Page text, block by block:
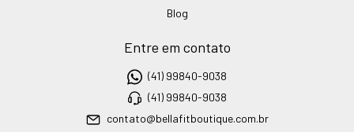
Blog
Entre em contato
(41) 99840-9038
(41) 99840-9038
contato@bellafitboutique.com.br